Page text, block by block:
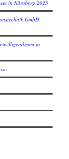
in Nürnberg 2025
GmbH
in